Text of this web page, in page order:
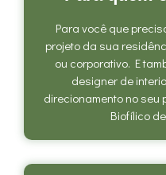
Para você que
projeto da sua
ou corporativo. E
designer de
direcionamento no
Biofílico